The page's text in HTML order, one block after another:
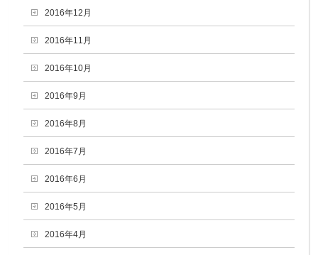
2016年12月
2016年11月
2016年10月
2016年9月
2016年8月
2016年7月
2016年6月
2016年5月
2016年4月